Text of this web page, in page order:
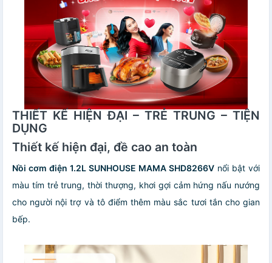
THIẾT KẾ HIỆN ĐẠI – TRẺ TRUNG – TIỆN
DỤNG
Thiết kế hiện đại, đề cao an toàn
Nồi cơm điện 1.2L SUNHOUSE MAMA SHD8266V nổi bật với
màu tím trẻ trung, thời thượng, khơi gợi cảm hứng nấu nướng
cho người nội trợ và tô điểm thêm màu sắc tươi tắn cho gian
bếp.